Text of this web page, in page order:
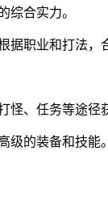
综合实力。
职业和打法，
、任务等途径
级的装备和技能。